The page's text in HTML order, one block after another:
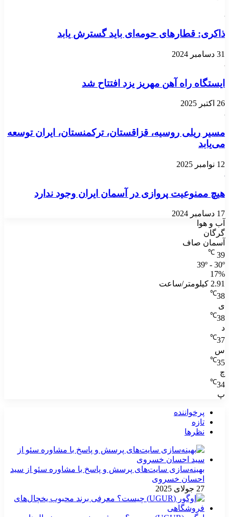
ذاکری: قطارهای حومه‌ای باید گسترش یابد
31 دسامبر 2024
ایستگاه راه آهن مهریز یزد افتتاح شد
26 اکتبر 2025
مسیر ریلی روسیه، قزاقستان، ترکمنستان، ایران توسعه
می‌یابد
12 نوامبر 2025
هیچ ممنوعیت پروازی در آسمان ایران وجود ندارد
17 دسامبر 2024
آب و هوا
گرگان
آسمان صاف
39
℃
39º - 30º
17%
2.91 کیلومتر/ساعت
38
℃
ی
38
℃
د
37
℃
س
35
℃
چ
34
℃
پ
پرخواننده
تازه
نظرها
بهینه‌سازی سایت‌های پرسش و پاسخ با مشاوره سئو از سید
احسان خسروی
27 جولای 2025